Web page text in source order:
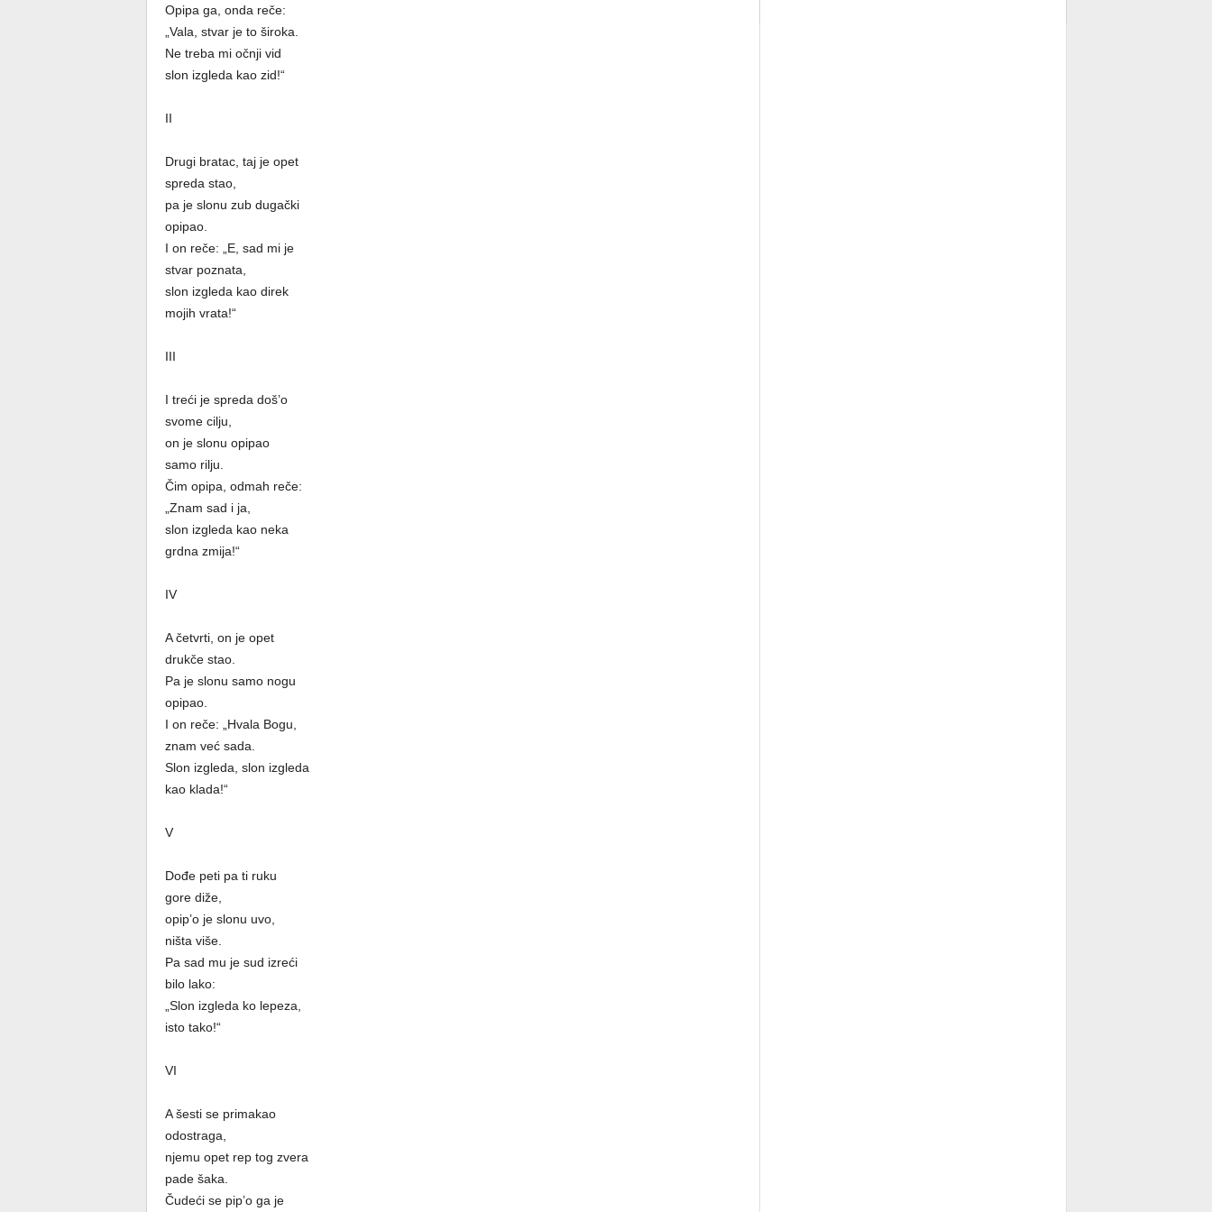
Opipa ga, onda reče:
„Vala, stvar je to široka.
Ne treba mi očnji vid
slon izgleda kao zid!“
II
Drugi bratac, taj je opet
spreda stao,
pa je slonu zub dugački
opipao.
I on reče: „E, sad mi je
stvar poznata,
slon izgleda kao direk
mojih vrata!“
III
I treći je spreda doš’o
svome cilju,
on je slonu opipao
samo rilju.
Čim opipa, odmah reče:
„Znam sad i ja,
slon izgleda kao neka
grdna zmija!“
IV
A četvrti, on je opet
drukče stao.
Pa je slonu samo nogu
opipao.
I on reče: „Hvala Bogu,
znam već sada.
Slon izgleda, slon izgleda
kao klada!“
V
Dođe peti pa ti ruku
gore diže,
opip’o je slonu uvo,
ništa više.
Pa sad mu je sud izreći
bilo lako:
„Slon izgleda ko lepeza,
isto tako!“
VI
A šesti se primakao
odostraga,
njemu opet rep tog zvera
pade šaka.
Čudeći se pip’o ga je